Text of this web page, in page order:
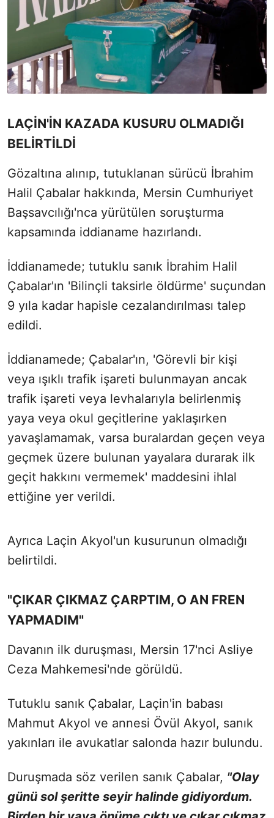
LAÇİN'İN KAZADA KUSURU OLMADIĞI
BELİRTİLDİ
Gözaltına alınıp, tutuklanan sürücü İbrahim
Halil Çabalar hakkında, Mersin Cumhuriyet
Başsavcılığı'nca yürütülen soruşturma
kapsamında iddianame hazırlandı.
İddianamede; tutuklu sanık İbrahim Halil
Çabalar'ın 'Bilinçli taksirle öldürme' suçundan
9 yıla kadar hapisle cezalandırılması talep
edildi.
İddianamede; Çabalar'ın, 'Görevli bir kişi
veya ışıklı trafik işareti bulunmayan ancak
trafik işareti veya levhalarıyla belirlenmiş
yaya veya okul geçitlerine yaklaşırken
yavaşlamamak, varsa buralardan geçen veya
geçmek üzere bulunan yayalara durarak ilk
geçit hakkını vermemek' maddesini ihlal
ettiğine yer verildi.
Ayrıca Laçin Akyol'un kusurunun olmadığı
belirtildi.
"ÇIKAR ÇIKMAZ ÇARPTIM, O AN FREN
YAPMADIM"
Davanın ilk duruşması, Mersin 17'nci Asliye
Ceza Mahkemesi'nde görüldü.
Tutuklu sanık Çabalar, Laçin'in babası
Mahmut Akyol ve annesi Övül Akyol, sanık
yakınları ile avukatlar salonda hazır bulundu.
Duruşmada söz verilen sanık Çabalar, "Olay
günü sol şeritte seyir halinde gidiyordum.